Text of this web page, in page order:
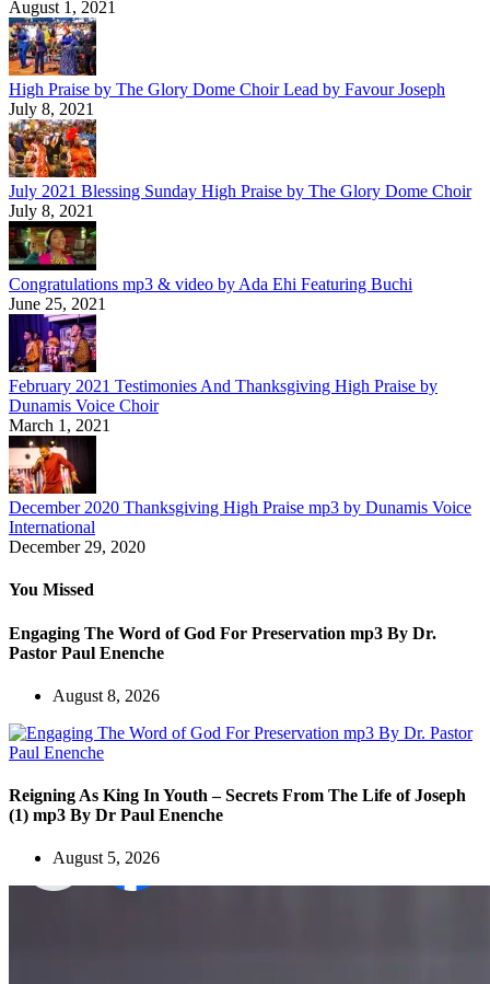
August 1, 2021
High Praise by The Glory Dome Choir Lead by Favour Joseph
July 8, 2021
July 2021 Blessing Sunday High Praise by The Glory Dome Choir
July 8, 2021
Congratulations mp3 & video by Ada Ehi Featuring Buchi
June 25, 2021
February 2021 Testimonies And Thanksgiving High Praise by
Dunamis Voice Choir
March 1, 2021
December 2020 Thanksgiving High Praise mp3 by Dunamis Voice
International
December 29, 2020
You Missed
Engaging The Word of God For Preservation mp3 By Dr.
Pastor Paul Enenche
August 8, 2026
Reigning As King In Youth – Secrets From The Life of Joseph
(1) mp3 By Dr Paul Enenche
August 5, 2026